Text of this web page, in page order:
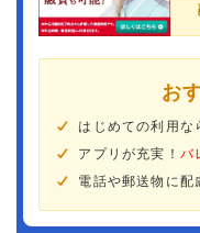
お
はじめての利用な
アプリが充実！ バ
電話や郵送物に配